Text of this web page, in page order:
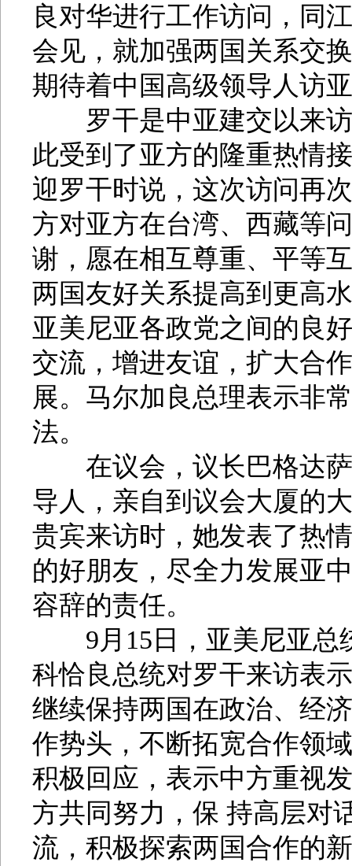
良对华进行工作访问，同
会见，就加强两国关系交
期待着中国高级领导人访
罗干是中亚建交以来访
此受到了亚方的隆重热情
迎罗干时说，这次访问再
方对亚方在台湾、西藏等
谢，愿在相互尊重、平等
两国友好关系提高到更高
亚美尼亚各政党之间的良
交流，增进友谊，扩大合
展。马尔加良总理表示非
法。
在议会，议长巴格达萨
导人，亲自到议会大厦的
贵宾来访时，她发表了热
的好朋友，尽全力发展亚
容辞的责任。
9月15日，亚美尼亚总
科恰良总统对罗干来访表
继续保持两国在政治、经
作势头，不断拓宽合作领
积极回应，表示中方重视
方共同努力，保 持高层对
流，积极探索两国合作的